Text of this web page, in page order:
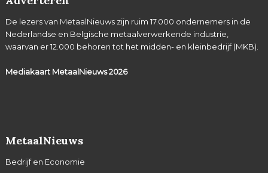
De lezers van MetaalNieuws zijn ruim 17.000 ondernemers in de
Nederlandse en Belgische metaalverwerkende industrie,
waarvan er 12.000 behoren tot het midden- en kleinbedrijf (MKB).
Mediakaart MetaalNieuws2026
MetaalNieuws
Bedrijf en Economie